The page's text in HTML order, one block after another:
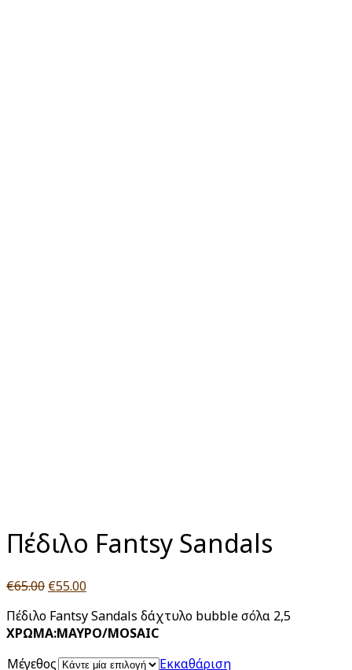
Πέδιλο Fantsy Sandals
€65.00 Original
was:
€65.00.
€55.00Η
τιμή
είναι:
€55.00.
Πέδιλο Fantsy Sandals δάχτυλο bubble σόλα 2,5
ΧΡΩΜΑ:ΜΑΥΡΟ/MOSAIC
Μέγεθος
Εκκαθάριση